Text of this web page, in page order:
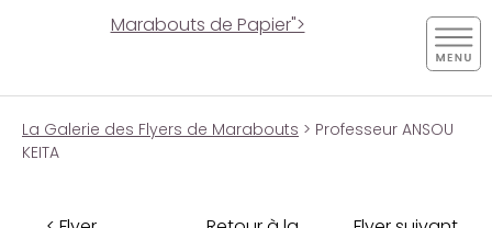
Marabouts de Papier">
La Galerie des Flyers de Marabouts > Professeur ANSOU
KEITA